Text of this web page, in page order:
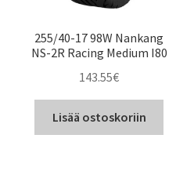
255/40-17 98W Nankang
NS-2R Racing Medium I80
143.55€
Lisää ostoskoriin